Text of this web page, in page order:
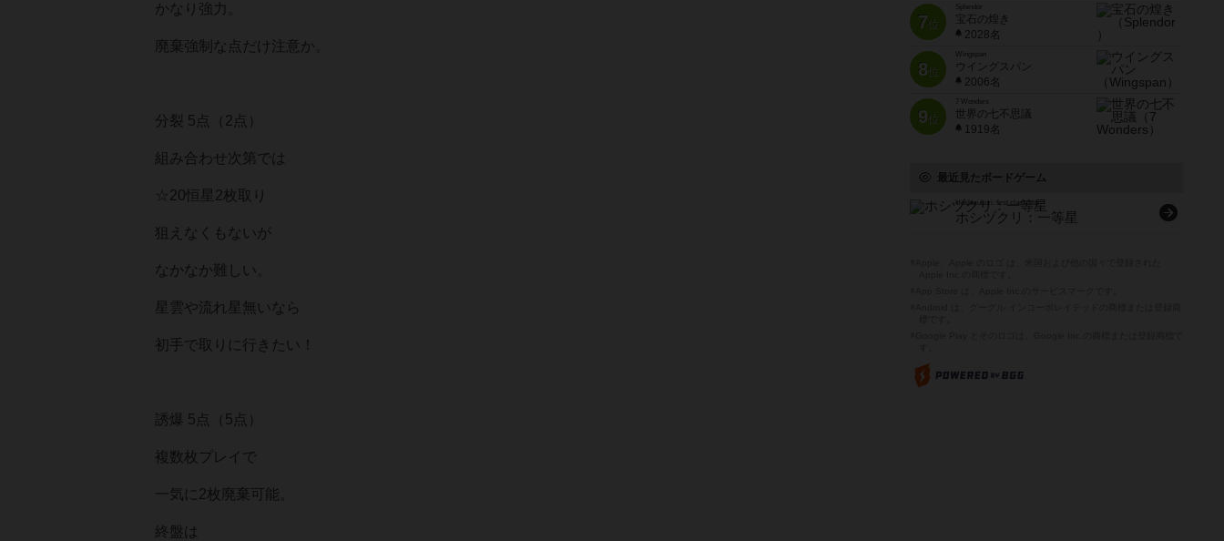
かなり強力。
廃棄強制な点だけ注意か。
分裂 5点（2点）
組み合わせ次第では
☆20恒星2枚取り
狙えなくもないが
なかなか難しい。
星雲や流れ星無いなら
初手で取りに行きたい！
誘爆 5点（5点）
複数枚プレイで
一気に2枚廃棄可能。
終盤は
7位
宝石の煌き
2028名
8位
Wingspan
ウイングスパン
2006名
9位
7 Wonders
世界の七不思議
1919名
最近見たボードゲーム
Hoshizukuri: first class star
ホシヅクリ：一等星